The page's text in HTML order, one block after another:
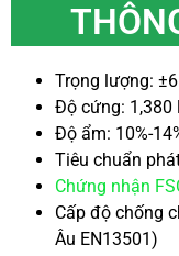
Trọng lượng:
Độ cứng: 1,380
Độ ẩm: 10%-
Tiêu chuẩn
Chứng nhận
Cấp độ chống
Âu EN13501)